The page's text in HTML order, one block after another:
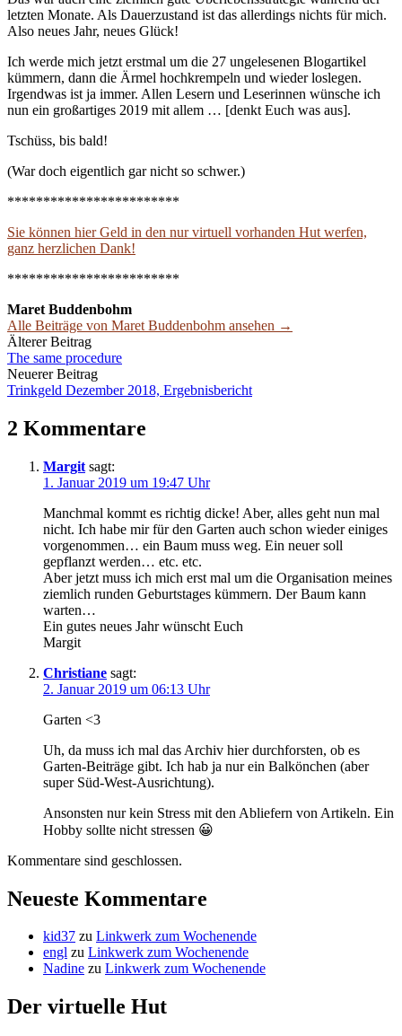
letzten Monate. Als Dauerzustand ist das allerdings nichts für mich.
Also neues Jahr, neues Glück!
Ich werde mich jetzt erstmal um die 27 ungelesenen Blogartikel
kümmern, dann die Ärmel hochkrempeln und wieder loslegen.
Irgendwas ist ja immer. Allen Lesern und Leserinnen wünsche ich
nun ein großartiges 2019 mit allem … [denkt Euch was aus].
Tschüss, bis bald!
(War doch eigentlich gar nicht so schwer.)
************************
Sie können hier Geld in den nur virtuell vorhanden Hut werfen,
ganz herzlichen Dank!
************************
Maret Buddenbohm
Alle Beiträge von Maret Buddenbohm ansehen →
Beitrags-
Navigation
Älterer Beitrag
The same procedure
Neuerer Beitrag
Trinkgeld Dezember 2018, Ergebnisbericht
2 Kommentare
Margit sagt:
1. Januar 2019 um 19:47 Uhr
Manchmal kommt es richtig dicke! Aber, alles geht nun mal
nicht. Ich habe mir für den Garten auch schon wieder einiges
vorgenommen… ein Baum muss weg. Ein neuer soll
gepflanzt werden… etc. etc.
Aber jetzt muss ich mich erst mal um die Organisation meines
ziemlich runden Geburtstages kümmern. Der Baum kann
warten…
Ein gutes neues Jahr wünscht Euch
Margit
Christiane sagt:
2. Januar 2019 um 06:13 Uhr
Garten <3
Uh, da muss ich mal das Archiv hier durchforsten, ob es
Garten-Beiträge gibt. Ich hab ja nur ein Balkönchen (aber
super Süd-West-Ausrichtung).
Ansonsten nur kein Stress mit den Abliefern von Artikeln. Ein
Hobby sollte nicht stressen 😀
Kommentare sind geschlossen.
Neueste Kommentare
kid37 zu Linkwerk zum Wochenende
engl zu Linkwerk zum Wochenende
Nadine zu Linkwerk zum Wochenende
Der virtuelle Hut